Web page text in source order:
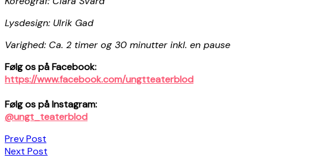
Lysdesign: Ulrik Gad
Varighed: Ca. 2 timer og 30 minutter inkl. en pause
Følg os på Facebook:
https://www.facebook.com/ungtteaterblod
Følg os på Instagram:
@ungt_teaterblod
Indlægsnavigation
Prev Post
Next Post